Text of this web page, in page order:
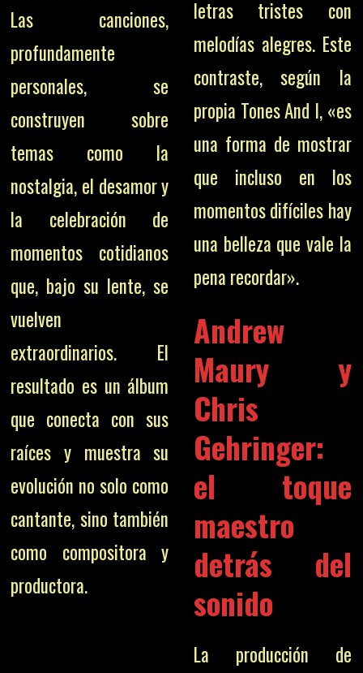
Las canciones,
profundamente
personales, se
construyen sobre
temas como la
nostalgia, el desamor y
la celebración de
momentos cotidianos
que, bajo su lente, se
vuelven
extraordinarios. El
resultado es un álbum
que conecta con sus
raíces y muestra su
evolución no solo como
cantante, sino también
como compositora y
productora.
letras tristes con
melodías alegres. Este
contraste, según la
propia Tones And I, «es
una forma de mostrar
que incluso en los
momentos difíciles hay
una belleza que vale la
pena recordar».
Andrew
Maury y
Chris
Gehringer:
el toque
maestro
detrás del
sonido
La producción de